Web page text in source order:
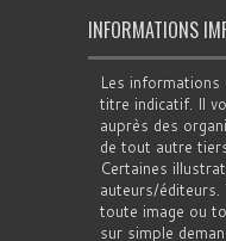
INFORMATIONS
Les informations
titre indicatif. Il
auprès des
de tout autre
Certaines
auteurs/
toute image ou
sur simple